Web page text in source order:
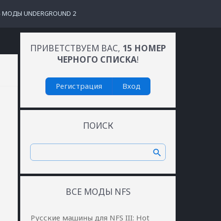
UNDERGROUND 2
МАШИНЫ ДЛЯ NFS PROSTREET
РУССКИЕ МАШИНЫ ДЛЯ NFS SHIFT 2
ПРИВЕТСТВУЕМ ВАС, 15 НОМЕР
ЧЕРНОГО СПИСКА!
Регистрация Вход
ПОИСК
ВСЕ МОДЫ NFS
Русские машины для NFS III: Hot